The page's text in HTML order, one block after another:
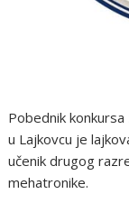
Pobednik
u Lajkovcu je
učenik drugog
mehatronike.